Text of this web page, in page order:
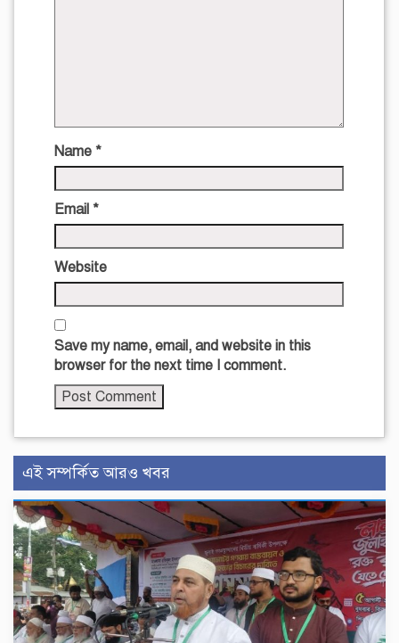
Name *
Email *
Website
Save my name, email, and website in this
browser for the next time I comment.
এই সম্পর্কিত আরও খবর